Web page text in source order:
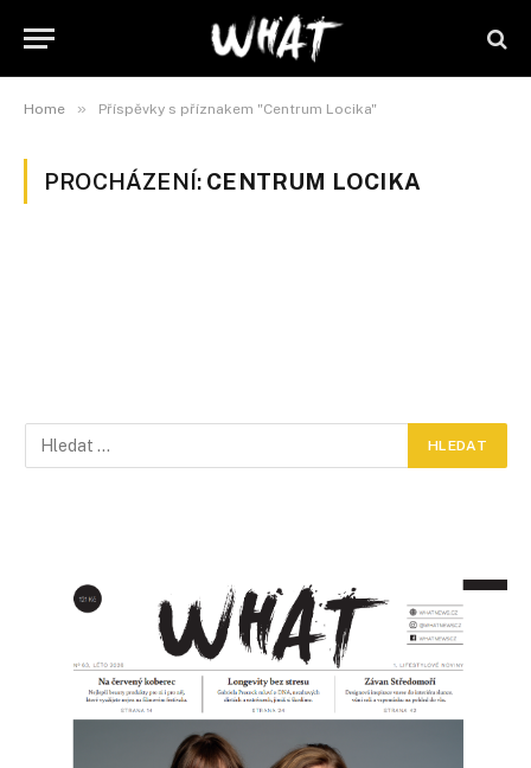
Home » Příspěvky s příznakem "Centrum Locika"
PROCHÁZENÍ: CENTRUM LOCIKA